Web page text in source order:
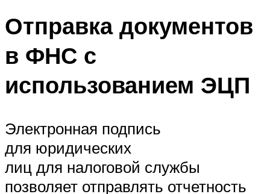
Отправка документов
в ФНС с
использованием ЭЦП
Электронная подпись
для юридических
лиц для налоговой службы
позволяет отправлять отчетность